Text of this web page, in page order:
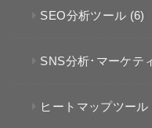
SEO分析ツール (6)
SNS分析･マーケテ
ヒートマップツール